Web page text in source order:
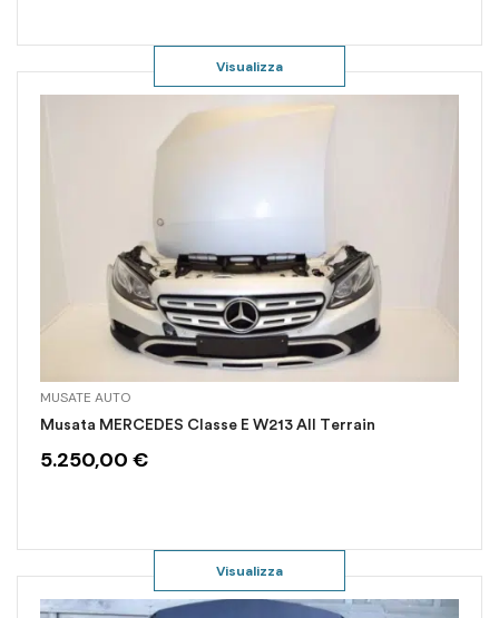
Visualizza
MUSATE AUTO
Musata MERCEDES Classe E W213 All Terrain
5.250,00 €
Visualizza